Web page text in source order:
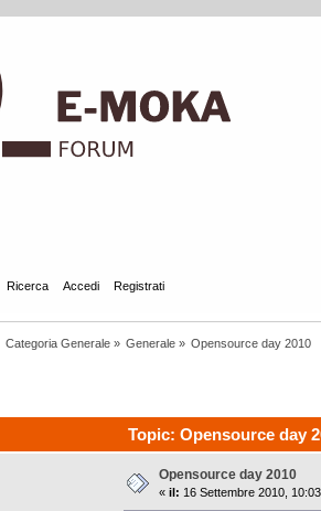
Ricerca Accedi Registrati
Categoria Generale» Generale» Opensource day 2010
Topic: Opensource day
Opensource day 2010
« il: 16 Settembre 2010,